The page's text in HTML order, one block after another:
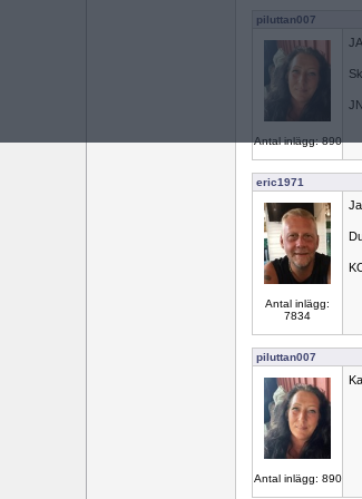
piluttan007
Antal inlägg: 890
eric1971
Antal inlägg:
7834
piluttan007
Antal inlägg: 890